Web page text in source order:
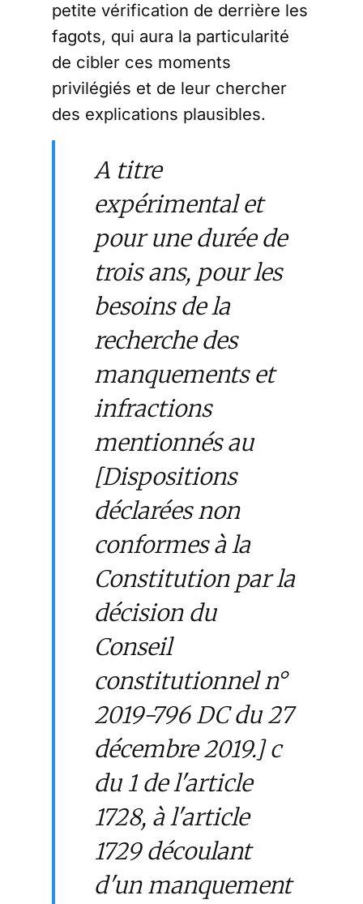
petite vérification de derrière les
fagots, qui aura la particularité
de cibler ces moments
privilégiés et de leur chercher
des explications plausibles.
A titre
expérimental et
pour une durée de
trois ans, pour les
besoins de la
recherche des
manquements et
infractions
mentionnés au
[Dispositions
déclarées non
conformes à la
Constitution par la
décision du
Conseil
constitutionnel n°
2019-796 DC du 27
décembre 2019.] c
du 1 de l'article
1728, à l'article
1729 découlant
d'un manquement